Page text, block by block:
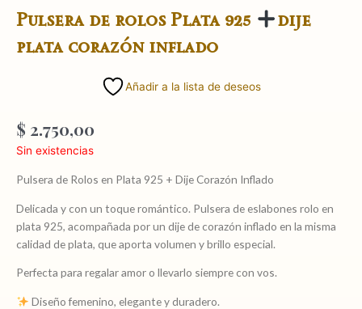
Pulsera de rolos Plata 925
dije
plata corazón inflado
Añadir a la lista de deseos
$ 2.750,00
Sin existencias
Pulsera de Rolos en Plata 925 + Dije Corazón Inflado
Delicada y con un toque romántico. Pulsera de eslabones rolo en
plata 925, acompañada por un dije de corazón inflado en la misma
calidad de plata, que aporta volumen y brillo especial.
Perfecta para regalar amor o llevarlo siempre con vos.
Diseño femenino, elegante y duradero.